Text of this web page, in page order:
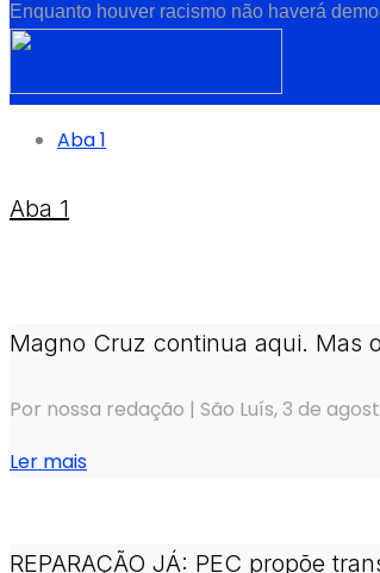
Enquanto houver racismo não haverá
Aba 1
Aba 1
Magno Cruz continua aqui. Mas
Por nossa redação | São Luís, 3 de
Ler mais
REPARAÇÃO JÁ: PEC propõe